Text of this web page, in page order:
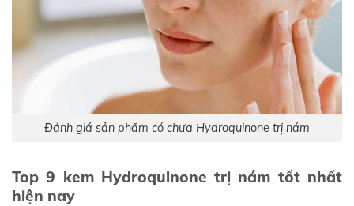
Đánh giá sản phẩm có chưa Hydroquinone trị nám
Top 9 kem Hydroquinone trị nám tốt nhất
hiện nay